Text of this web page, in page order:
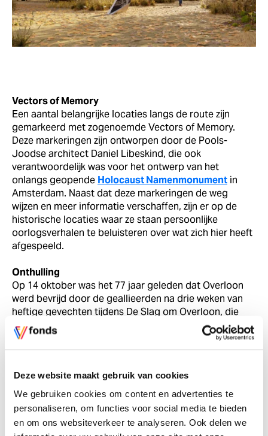
Deze website maakt gebruik van cookies
We gebruiken cookies om content en advertenties te
personaliseren, om functies voor social media te bieden
en om ons websiteverkeer te analyseren. Ook delen we
Vectors of Memory
Een aantal belangrijke locaties langs de route zijn
gemarkeerd met zogenoemde Vectors of Memory.
Deze markeringen zijn ontworpen door de Pools-
Joodse architect Daniel Libeskind, die ook
verantwoordelijk was voor het ontwerp van het
onlangs geopende Holocaust Namenmonument in
Amsterdam. Naast dat deze markeringen de weg
wijzen en meer informatie verschaffen, zijn er op de
historische locaties waar ze staan persoonlijke
oorlogsverhalen te beluisteren over wat zich hier heeft
afgespeeld.
Onthulling
Op 14 oktober was het 77 jaar geleden dat Overloon
werd bevrijd door de geallieerden na drie weken van
heftige gevechten tijdens De Slag om Overloon, die
bekend staat als de zwaarste tankslag die ooit op
Nederlands grondgebied heeft plaatsgevonden. Ter
drie verschillende locaties in en rond de gemeente. De
festiviteiten werden opgeluisterd door onder andere
een flyby met twee historische vliegtuigen.